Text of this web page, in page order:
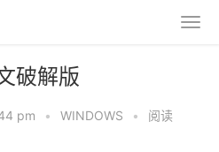
破解版
pm • WINDOWS •
阅读